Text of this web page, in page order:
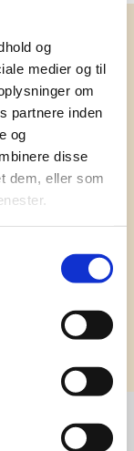
og
medier og til
om
partnere inden
og
disse
dem, eller som
med
varer og
gaveidéer
firmagaver, og
til en
1991.